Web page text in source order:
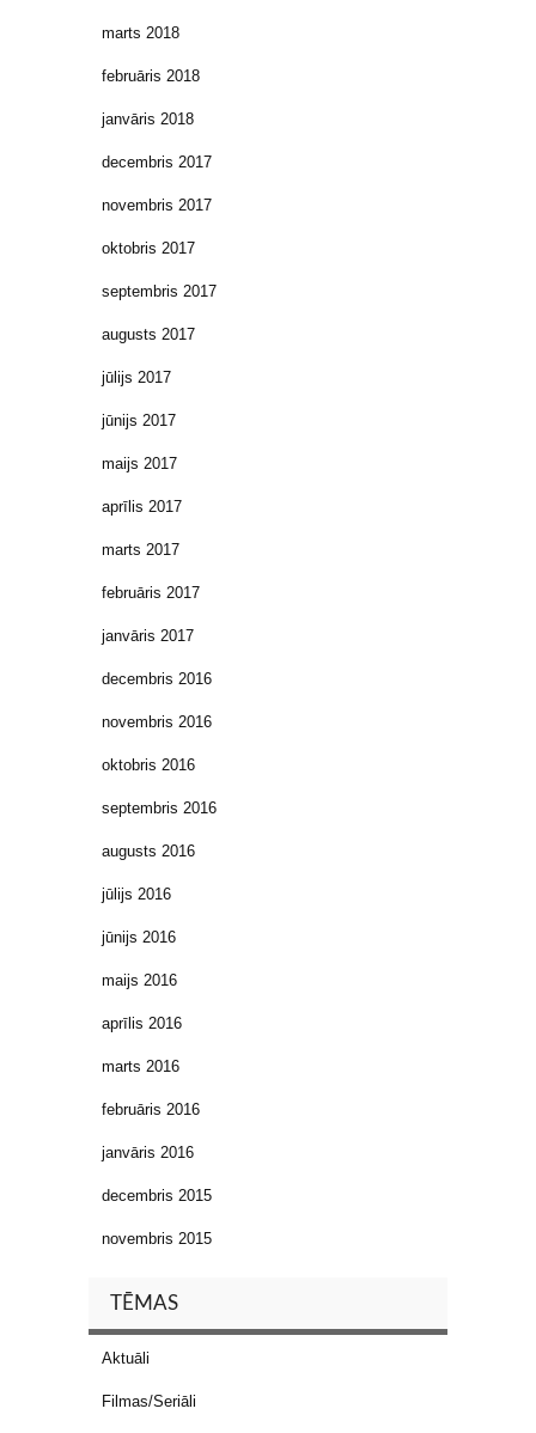
marts 2018
februāris 2018
janvāris 2018
decembris 2017
novembris 2017
oktobris 2017
septembris 2017
augusts 2017
jūlijs 2017
jūnijs 2017
maijs 2017
aprīlis 2017
marts 2017
februāris 2017
janvāris 2017
decembris 2016
novembris 2016
oktobris 2016
septembris 2016
augusts 2016
jūlijs 2016
jūnijs 2016
maijs 2016
aprīlis 2016
marts 2016
februāris 2016
janvāris 2016
decembris 2015
novembris 2015
TĒMAS
Aktuāli
Filmas/Seriāli